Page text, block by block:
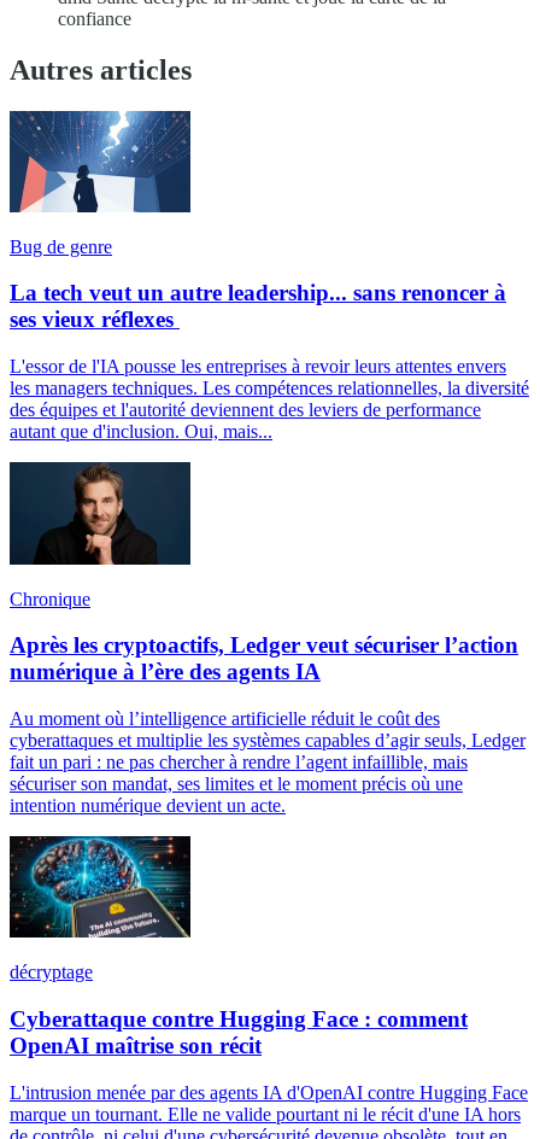
confiance
Autres articles
Bug de genre
La tech veut un autre leadership... sans renoncer à
ses vieux réflexes
L'essor de l'IA pousse les entreprises à revoir leurs attentes envers
les managers techniques. Les compétences relationnelles, la diversité
des équipes et l'autorité deviennent des leviers de performance
autant que d'inclusion. Oui, mais...
Chronique
Après les cryptoactifs, Ledger veut sécuriser l’action
numérique à l’ère des agents IA
Au moment où l’intelligence artificielle réduit le coût des
cyberattaques et multiplie les systèmes capables d’agir seuls, Ledger
fait un pari : ne pas chercher à rendre l’agent infaillible, mais
sécuriser son mandat, ses limites et le moment précis où une
intention numérique devient un acte.
décryptage
Cyberattaque contre Hugging Face : comment
OpenAI maîtrise son récit
L'intrusion menée par des agents IA d'OpenAI contre Hugging Face
marque un tournant. Elle ne valide pourtant ni le récit d'une IA hors